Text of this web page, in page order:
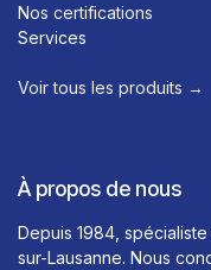
Nos certifications
Services
Voir tous les produits →​
À propos de nous
Depuis 1984,
sur-Lausanne. Nous